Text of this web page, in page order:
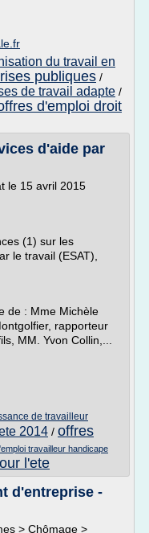
du travail en
publiques /
de travail adapte /
d'emploi droit
d'aide par
le 15 avril 2015
(1) sur les
le travail (ESAT),
de : Mme Michèle
rapporteur
MM. Yvon Collin,...
de travailleur
2014 / offres
travailleur handicape
l'ete
d'entreprise -
> Chômage >